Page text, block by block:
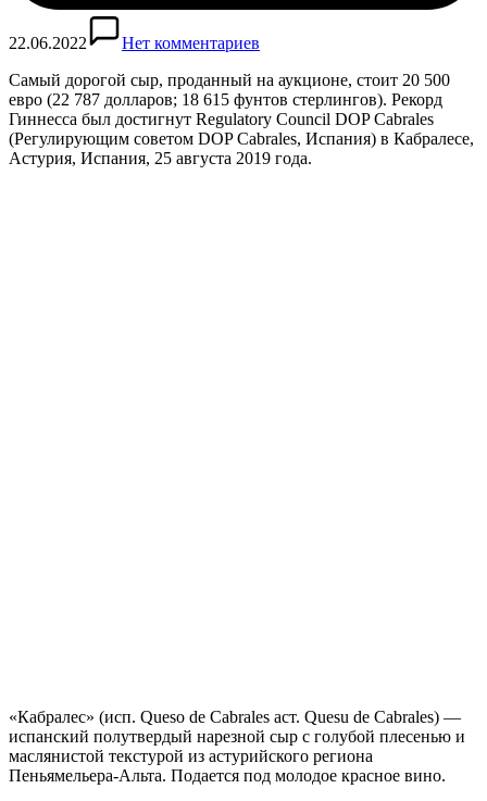
22.06.2022
Нет комментариев
Самый дорогой сыр, проданный на аукционе, стоит 20 500
евро (22 787 долларов; 18 615 фунтов стерлингов). Рекорд
Гиннесса был достигнут Regulatory Council DOP Cabrales
(Регулирующим советом DOP Cabrales, Испания) в Кабралесе,
Астурия, Испания, 25 августа 2019 года.
«Кабралес» (исп. Queso de Cabrales аст. Quesu de Cabrales) —
испанский полутвердый нарезной сыр с голубой плесенью и
маслянистой текстурой из астурийского региона
Пеньямельера-Альта. Подается под молодое красное вино.